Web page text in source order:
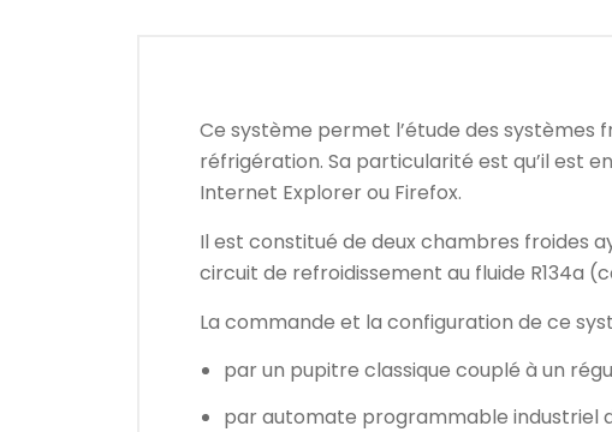
Ce système permet l’étude des systèmes
réfrigération. Sa particularité est qu’il est
Internet Explorer ou Firefox.
Il est constitué de deux chambres froides
circuit de refroidissement au fluide R134a
La commande et la configuration de ce
par un pupitre classique couplé à un
par automate programmable industriel